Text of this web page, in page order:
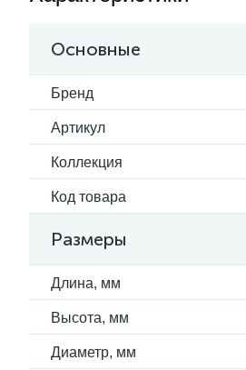
Основные
Бренд
Артикул
Коллекция
Код товара
Размеры
Длина, мм
Высота, мм
Диаметр, мм